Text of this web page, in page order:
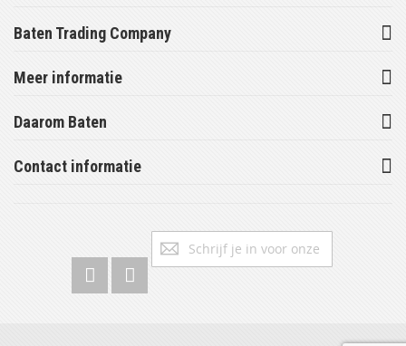
Baten Trading Company
Meer informatie
Daarom Baten
Contact informatie
Abonneer